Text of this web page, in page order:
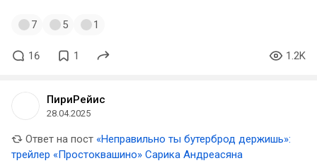
7 5 1
16 1 1.2K
ПириРейис
28.04.2025
Ответ на пост «Неправильно ты бутерброд держишь»:
трейлер «Простоквашино» Сарика Андреасяна